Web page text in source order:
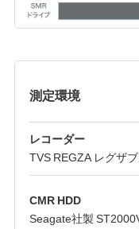
測定環境
レコーダー
TVS REGZA レグザ
CMR HDD
Seagate社製